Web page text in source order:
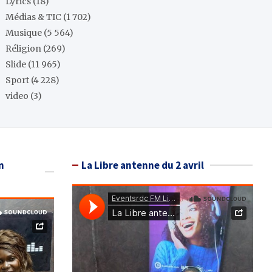
Médias & TIC (1 702)
Musique (5 564)
Réligion (269)
Slide (11 965)
Sport (4 228)
video (3)
La Libre antenne du 2 avril